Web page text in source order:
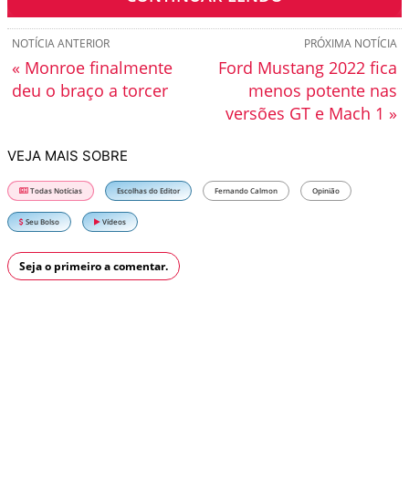
PRÓXIMA NOTÍCIA
Ford Mustang 2022 fica
menos potente nas
versões GT e Mach 1 »
NOTÍCIA ANTERIOR
« Monroe finalmente
deu o braço a torcer
VEJA MAIS SOBRE
Todas Notícias Escolhas do Editor Fernando Calmon Opinião
Seu Bolso Vídeos
Seja o primeiro a comentar.